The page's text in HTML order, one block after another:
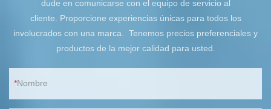
dude en comunicarse con el equipo de servicio al
cliente. Proporcione experiencias únicas para todos los
involucrados con una marca. Tenemos precios preferenciales y
productos de la mejor calidad para usted.
Nombre